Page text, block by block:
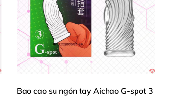
. Quý khách
được giao hàng tới
Bao cao su ngón tay Aichao G-spot 3